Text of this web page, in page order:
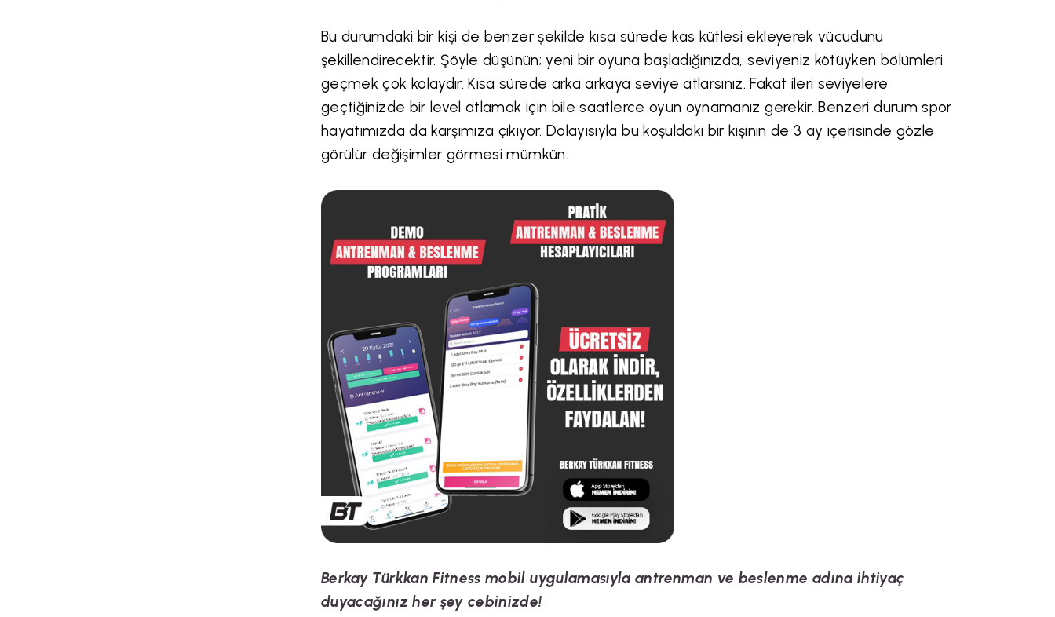
Bu durumdaki bir kişi de benzer şekilde kısa sürede kas kütlesi ekleyerek vücudunu
şekillendirecektir. Şöyle düşünün; yeni bir oyuna başladığınızda, seviyeniz kötüyken bölümleri
geçmek çok kolaydır. Kısa sürede arka arkaya seviye atlarsınız. Fakat ileri seviyelere
geçtiğinizde bir level atlamak için bile saatlerce oyun oynamanız gerekir. Benzeri durum spor
hayatımızda da karşımıza çıkıyor. Dolayısıyla bu koşuldaki bir kişinin de 3 ay içerisinde gözle
görülür değişimler görmesi mümkün.
Berkay Türkkan Fitness mobil uygulamasıyla antrenman ve beslenme adına ihtiyaç
duyacağınız her şey cebinizde!